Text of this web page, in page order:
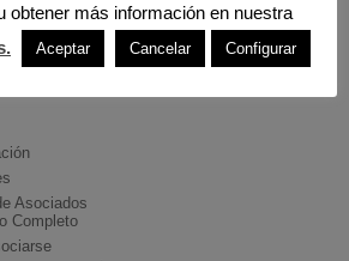
Asociados
Completo
obtener más información en nuestra
Aceptar Cancelar Configurar